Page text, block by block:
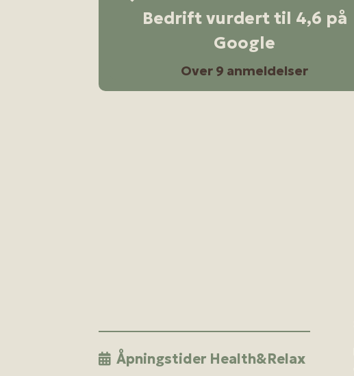
Bedrift vurdert til 4,6 på
Google
Over 9 anmeldelser
Åpningstider Health&Relax